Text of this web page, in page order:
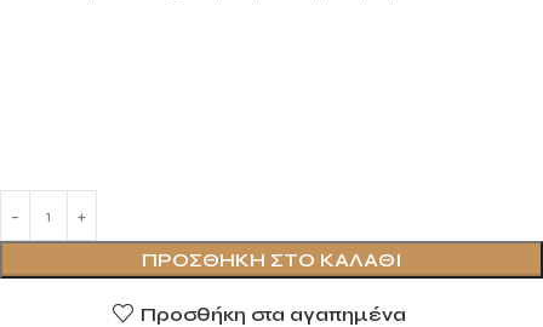
ΠΡΟΣΘΉΚΗ ΣΤΟ ΚΑΛΆΘΙ
Προσθήκη στα αγαπημένα